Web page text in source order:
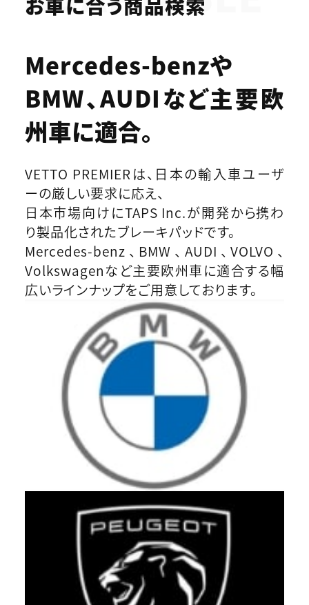
Mercedes-benzや
BMW、AUDIなど主要欧
州車に適合。
VETTO PREMIERは、日本の輸入車ユーザ
ーの厳しい要求に応え、
日本市場向けにTAPS Inc.が開発から携わ
り製品化されたブレーキパッドです。
Mercedes-benz、BMW、AUDI、VOLVO、
Volkswagenなど主要欧州車に適合する幅
広いラインナップをご用意しております。